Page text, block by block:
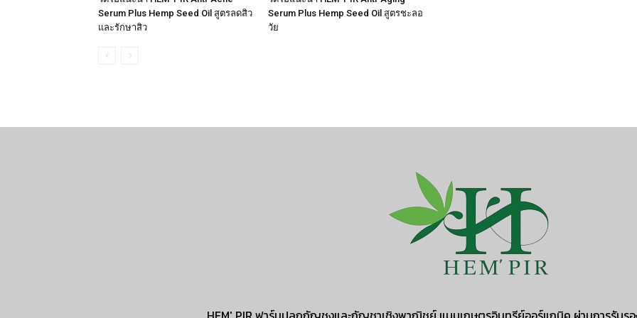
Serum Plus Hemp Seed Oil สูตรลดสิว
และรักษาสิว
Serum Plus Hemp Seed Oil สูตรชะลอ
วัย